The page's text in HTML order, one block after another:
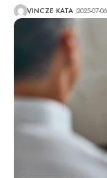
VINCZE KATA 2025-07-06